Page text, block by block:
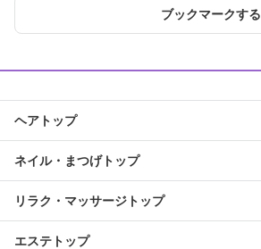
ブックマークする
ヘアトップ
ネイル・まつげトップ
リラク・マッサージトップ
エステトップ